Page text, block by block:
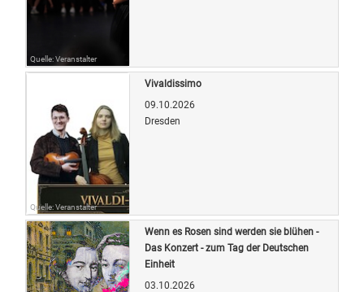
Quelle: Veranstalter
Quelle: Veranstalter
Vivaldissimo
09.10.2026
Dresden
Wenn es Rosen sind werden sie blühen -
Das Konzert - zum Tag der Deutschen
Einheit
03.10.2026